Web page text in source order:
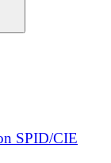
SPID/CIE